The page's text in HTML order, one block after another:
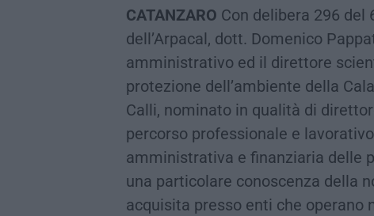
CATANZARO Con delibera 296 del
dell’Arpacal, dott. Domenico
amministrativo ed il direttore
protezione dell’ambiente della
Calli, nominato in qualità di
percorso professionale e
amministrativa e finanziaria delle
una particolare conoscenza della
acquisita presso enti che operano